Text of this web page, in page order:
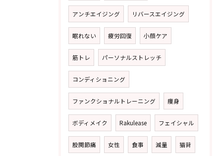
アンチエイジング リバースエイジング
眠れない 疲労回復 小顔ケア
筋トレ パーソナルストレッチ
コンディショニング
ファンクショナルトレーニング 痩身
ボディメイク Rakulease フェイシャル
股関節痛 女性 食事 減量 猫背